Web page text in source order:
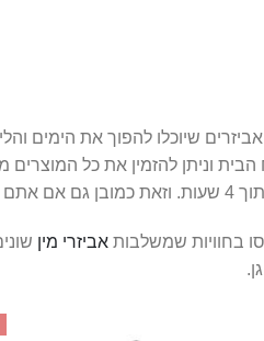
שיוכלו להפוך את הימים
להזמין את כל המוצרים
בחוויות שמשלבות אביזרי מין